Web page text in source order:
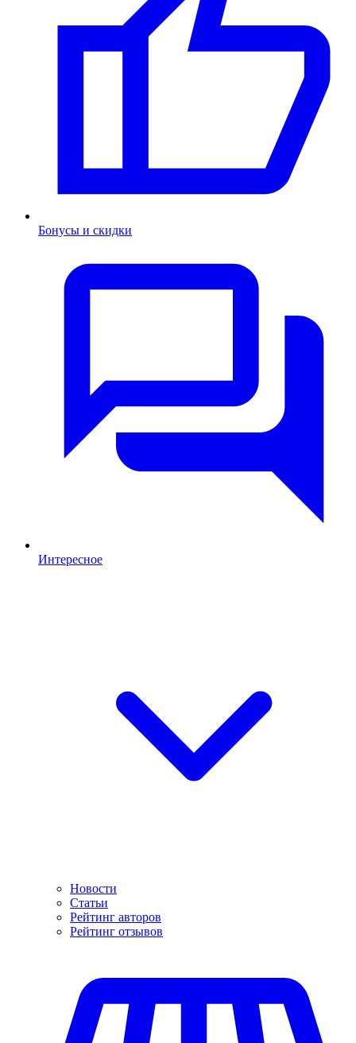
Бонусы и скидки
Интересное
Новости
Статьи
Рейтинг авторов
Рейтинг отзывов